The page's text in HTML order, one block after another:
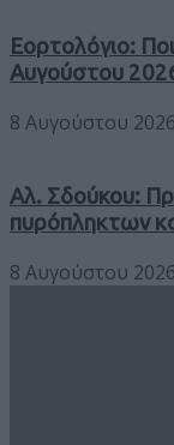
Εορτολόγιο:
Αυγούστου
8 Αυγούστου 2026
Αλ. Σδούκου:
πυρόπληκτων
8 Αυγούστου 2026